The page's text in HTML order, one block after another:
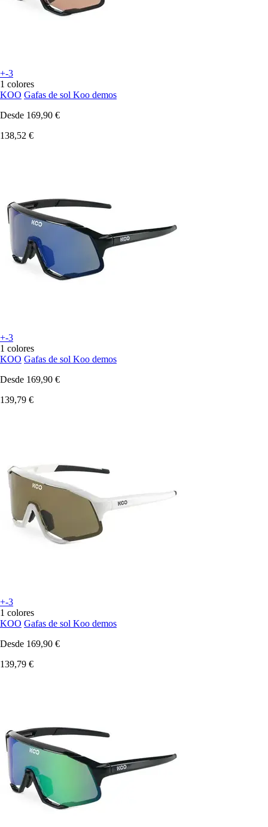
+-3
1 colores
KOO Gafas de sol Koo demos
Desde 169,90 €
138,52 €
+-3
1 colores
KOO Gafas de sol Koo demos
Desde 169,90 €
139,79 €
+-3
1 colores
KOO Gafas de sol Koo demos
Desde 169,90 €
139,79 €